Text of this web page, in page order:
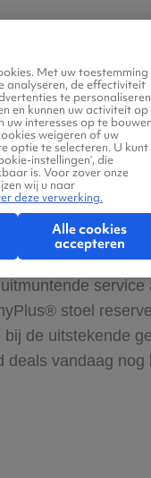
369
naar alle mooie
andere
en
Bekijk ook de
garant voor
dat u het
stoel
de uitstekende
vandaag
Met uw toestemming
analyseren, de effectiviteit
te
en kunnen uw activiteit op
uw interesses op te
weigeren of uw
optie te selecteren. U kunt
instellingen’, die
is. Voor zover onze
wij u naar
deze verwerking.
Alle cookies
accepteren